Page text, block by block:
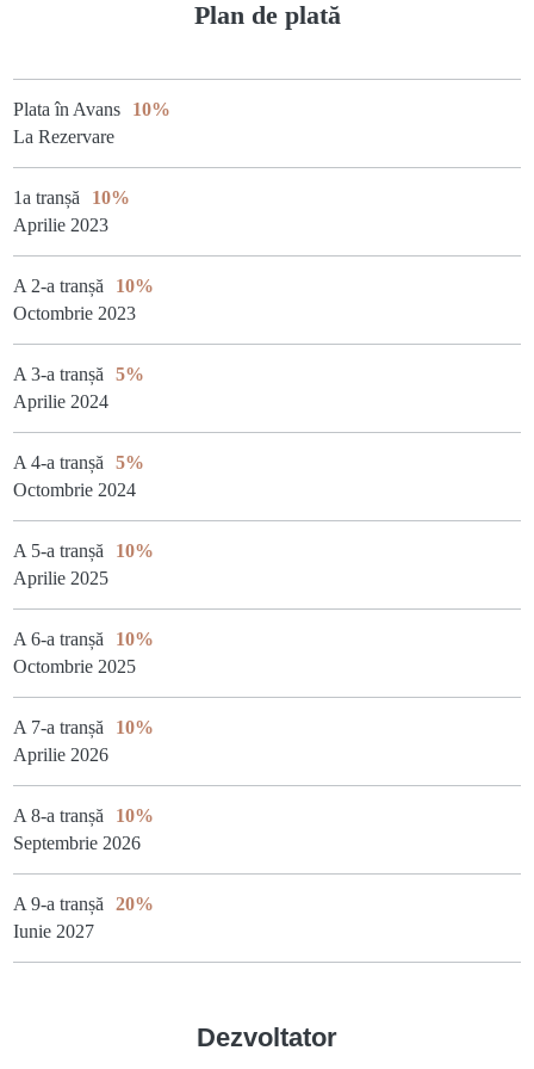
Plan de plată
Plata în Avans
10%
La Rezervare
1a tranșă
10%
Aprilie 2023
A 2-a tranșă
10%
Octombrie 2023
A 3-a tranșă
5%
Aprilie 2024
A 4-a tranșă
5%
Octombrie 2024
A 5-a tranșă
10%
Aprilie 2025
A 6-a tranșă
10%
Octombrie 2025
A 7-a tranșă
10%
Aprilie 2026
A 8-a tranșă
10%
Septembrie 2026
A 9-a tranșă
20%
Iunie 2027
Dezvoltator